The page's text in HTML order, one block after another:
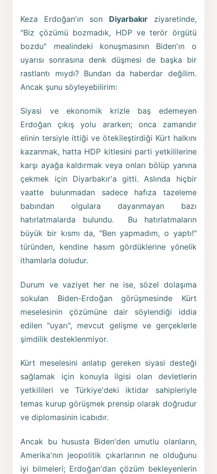
Keza Erdoğan'ın son Diyarbakırziyaretinde,
"Biz çözümü bozmadık, HDP ve terör örgütü
bozdu" mealindeki konuşmasının Biden'ın o
uyarısı sonrasına denk düşmesi de başka bir
rastlantı mıydı? Bundan da haberdar değilim.
Ancak şunu söyleyebilirim:
Siyasi ve ekonomik krizle baş edemeyen
Erdoğan çıkış yolu ararken; onca zamandır
elinin tersiyle ittiği ve ötekileştirdiği Kürt halkını
kazanmak, hatta HDP kitlesini parti yetkililerine
karşı ayağa kaldırmak veya onları bölüp yanına
çekmek için Diyarbakır'a gitti. Aslında hiçbir
vaatte bulunmadan sadece hafıza tazeleme
babından olgulara dayanmayan bazı
hatırlatmalarda bulundu. Bu hatırlatmaların
büyük bir kısmı da, "Ben yapmadım, o yaptı!"
türünden, kendine hasım gördüklerine yönelik
ithamlarla doludur.
Durum ve vaziyet her ne ise, sözel dolaşıma
sokulan Biden-Erdoğan görüşmesinde Kürt
meselesinin çözümüne dair söylendiği iddia
edilen "uyarı", mevcut gelişme ve gerçeklerle
şimdilik desteklenmiyor.
Kürt meselesini anlatıp gereken siyasi desteği
sağlamak için konuyla ilgisi olan devletlerin
yetkilileri ve Türkiye'deki iktidar sahipleriyle
temas kurup görüşmek prensip olarak doğrudur
ve diplomasinin icabıdır.
Ancak bu hususta Biden'den umutlu olanların,
Amerika'nın jeopolitik çıkarlarının ne olduğunu
iyi bilmeleri; Erdoğan'dan çözüm bekleyenlerin